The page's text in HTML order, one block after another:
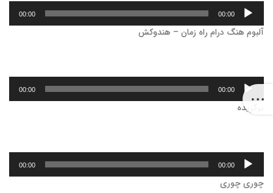
پخش‌کننده
صوت
00:00
00:00
آلبوم هنگ درام راه زمان – هندوکش
پخش‌کننده
صوت
00:00
00:00
برگزیده
پخش‌کننده
صوت
00:00
00:00
چوری چوری